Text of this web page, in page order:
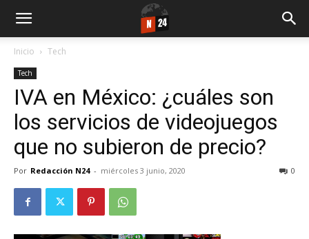
Inicio Tech
Tech
IVA en México: ¿cuáles son
los servicios de videojuegos
que no subieron de precio?
Por Redacción N24 - miércoles 3 junio, 2020 0